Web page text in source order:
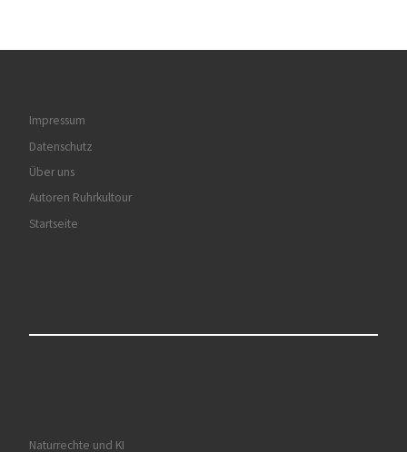
Impressum
Datenschutz
Über uns
Autoren Ruhrkultour
Startseite
Naturrechte und KI